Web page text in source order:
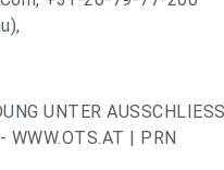
UNTER
WWW.OTS.AT | PRN